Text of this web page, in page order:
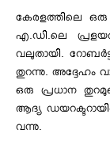
കേരളത്തിലെ
എ.ഡി.ലെ
വലുതായി.
തുറന്നു. അദ്ദേഹം
ഒരു പ്രധാന
ആദ്യ
വന്നു.